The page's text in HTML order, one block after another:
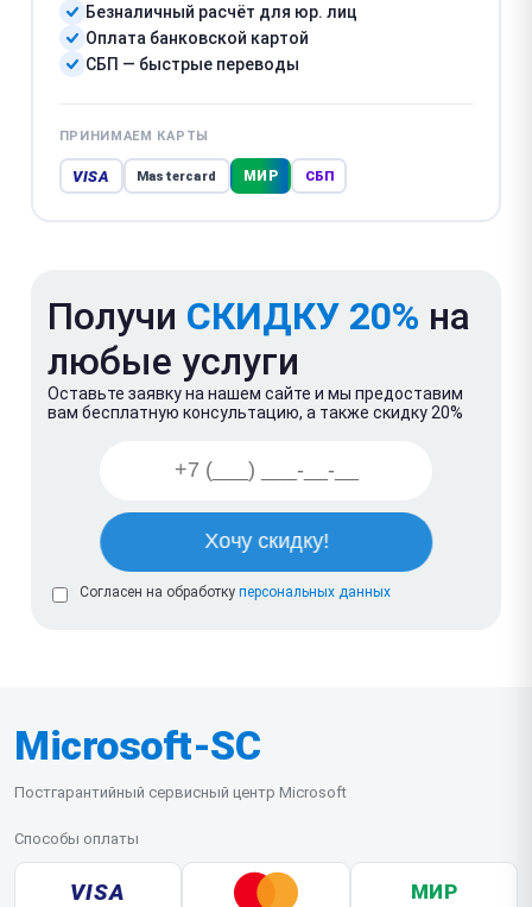
Безналичный расчёт для юр. лиц
Оплата банковской картой
СБП — быстрые переводы
ПРИНИМАЕМ КАРТЫ
VISA Mastercard МИР СБП
Получи СКИДКУ 20% на
любые услуги
Оставьте заявку на нашем сайте и мы предоставим
вам бесплатную консультацию, а также скидку 20%
Согласен на обработку персональных данных
Microsoft-SC
Постгарантийный сервисный центр Microsoft
Способы оплаты
VISA МИР